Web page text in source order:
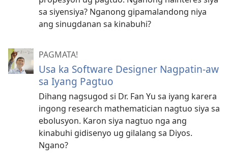
sa siyensiya? Nganong gipamalandong niya
ang sinugdanan sa kinabuhi?
PAGMATA!
Usa ka Software Designer Nagpatin-aw
sa Iyang Pagtuo
Dihang nagsugod si Dr. Fan Yu sa iyang karera
ingong research mathematician nagtuo siya sa
ebolusyon. Karon siya nagtuo nga ang
kinabuhi gidisenyo ug gilalang sa Diyos.
Ngano?